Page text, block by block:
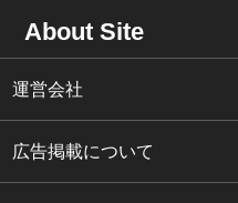
About Site
運営会社
広告掲載について